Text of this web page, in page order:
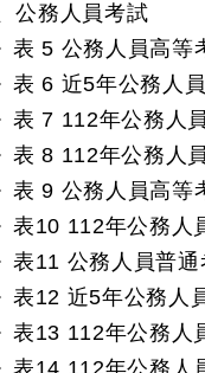
公務人員考試
表 5 公務人員高等
表 6 近5年公務人
表 7 112年公務人
表 8 112年公務人
表 9 公務人員高等
表10 112年公務人
表11 公務人員普
表12 近5年公務人
表13 112年公務人
表14 112年公務人